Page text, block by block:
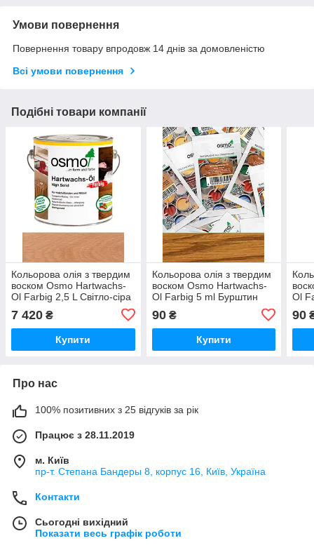
Умови повернення
Повернення товару впродовж 14 днів за домовленістю
Всі умови повернення
Подібні товари компанії
Кольорова олія з твердим
воском Osmo Hartwachs-
Ol Farbig 2,5 L Світло-сіра
7 420 ₴
Купити
Кольорова олія з твердим
воском Osmo Hartwachs-
Ol Farbig 5 ml Бурштин
90₴
Купити
Ol
90
Про нас
100% позитивних з 25 відгуків за рік
Працює з 28.11.2019
м. Київ
пр-т. Степана Бандеры 8, корпус 16, Київ, Україна
Контакти
Сьогодні вихідний
Показати весь графік роботи